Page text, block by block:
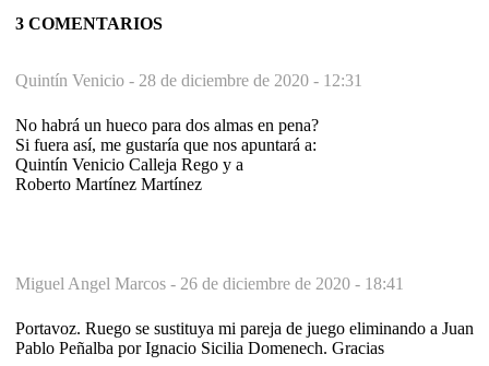
3 COMENTARIOS
Quintín Venicio - 28 de diciembre de 2020 - 12:31
No habrá un hueco para dos almas en pena?
Si fuera así, me gustaría que nos apuntará a:
Quintín Venicio Calleja Rego y a
Roberto Martínez Martínez
Miguel Angel Marcos - 26 de diciembre de 2020 - 18:41
Portavoz. Ruego se sustituya mi pareja de juego eliminando a Juan
Pablo Peñalba por Ignacio Sicilia Domenech. Gracias